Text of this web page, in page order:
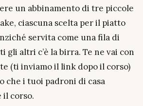
un abbinamento di tre piccole
ciascuna scelta per il piatto
servita come una fila di
gli altri c’è la birra. Te ne vai con
(ti inviamo il link dopo il corso)
che i tuoi padroni di casa
il corso.